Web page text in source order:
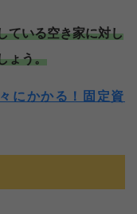
ている空き家に対し
ょう。
にかかる！固定資